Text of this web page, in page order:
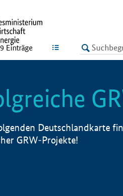
LISTE
Einträge
Deutschlandkarte
GRW-Projekte!